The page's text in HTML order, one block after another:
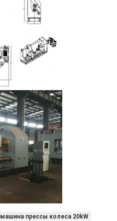
машина прессы колеса 20kW